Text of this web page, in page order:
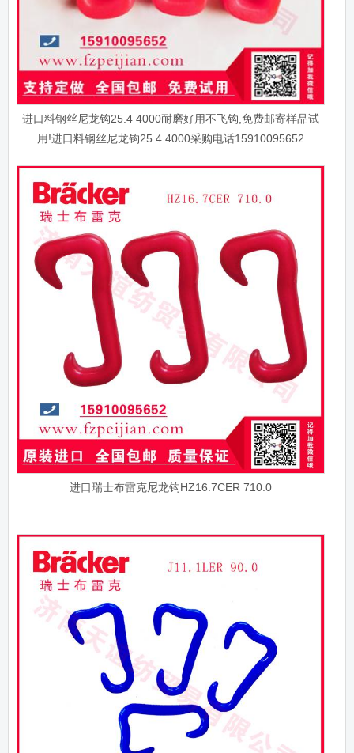
进口料钢丝尼龙钩25.4 4000耐磨好用不飞钩,免费邮寄样品试
用!进口料钢丝尼龙钩25.4 4000采购电话15910095652
进口瑞士布雷克尼龙钩HZ16.7CER 710.0